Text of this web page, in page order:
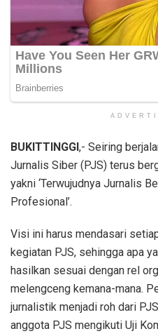
BUKITTINGGI,- Seiring
Jurnalis Siber (PJS) terus
yakni ‘Terwujudnya Jurnalis
Profesional’.
Visi ini harus mendasari
kegiatan PJS, sehingga apa
hasilkan sesuai dengan rel
melengceng kemana-mana.
jurnalistik menjadi roh dari
anggota PJS mengikuti Uji